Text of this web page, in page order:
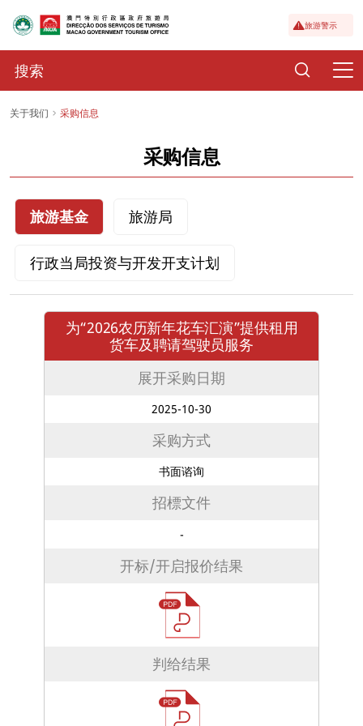
旅游警示
关于我们 采购信息
采购信息
旅游基金 旅游局
行政当局投资与开发开支计划
为“2026农历新年花车汇演”提供租用
货车及聘请驾驶员服务
展开采购日期
2025-10-30
采购方式
书面谘询
招標文件
-
开标/开启报价结果
判给结果